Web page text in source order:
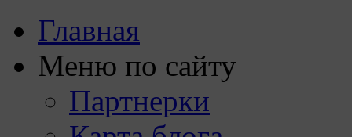
Главная
Меню по сайту
Партнерки